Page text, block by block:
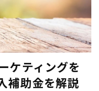
ケティングを
補助金を解説